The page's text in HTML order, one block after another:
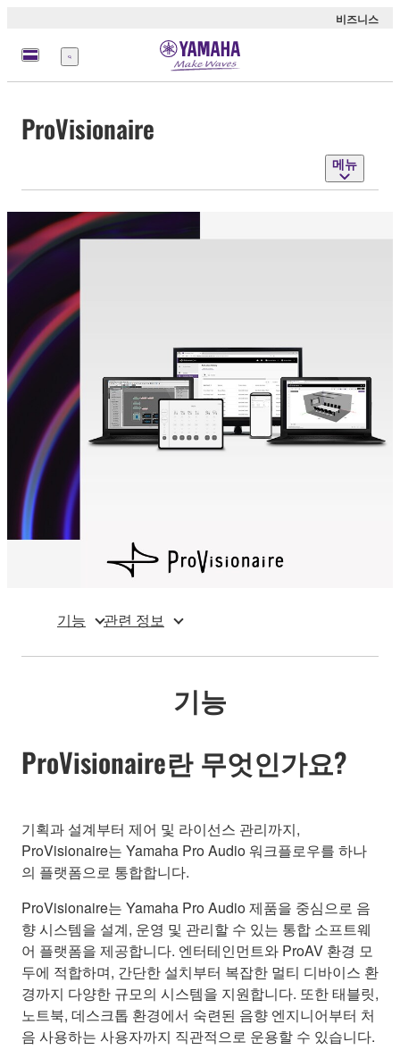
비즈니스
메
뉴
ProVisionaire
메뉴
기능 관련 정보
기능
ProVisionaire란 무엇인가요?
기획과 설계부터 제어 및 라이선스 관리까지,
ProVisionaire는 Yamaha Pro Audio 워크플로우를 하나
의 플랫폼으로 통합합니다.
ProVisionaire는 Yamaha Pro Audio 제품을 중심으로 음
향 시스템을 설계, 운영 및 관리할 수 있는 통합 소프트웨
어 플랫폼을 제공합니다. 엔터테인먼트와 ProAV 환경 모
두에 적합하며, 간단한 설치부터 복잡한 멀티 디바이스 환
경까지 다양한 규모의 시스템을 지원합니다. 또한 태블릿,
노트북, 데스크톱 환경에서 숙련된 음향 엔지니어부터 처
음 사용하는 사용자까지 직관적으로 운용할 수 있습니다.